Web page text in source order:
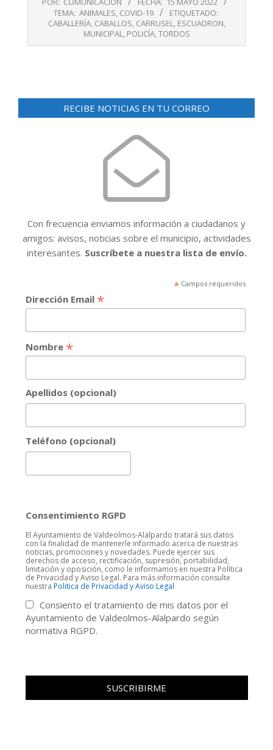
TEMA: ANIMALES, COVID-19
ETIQUETADO:
CABALLERÍA, CABALLOS, CARRUSEL, ESCUADRON,
MUNICIPAL, POLICÍA,TORDOS
RECIBE NOTICIAS EN TU CORREO
Con frecuencia enviamos información a ciudadanos y
amigos: avisos, noticias sobre el municipio, actividades
interesantes. Suscríbete a nuestra lista de envío.
*Campos requeridos
Dirección Email *
Nombre *
Apellidos (opcional)
Teléfono (opcional)
Consentimiento RGPD
El Ayuntamiento de Valdeolmos-Alalpardo tratará sus datos
con la finalidad de mantenerle informado acerca de nuestras
noticias, promociones y novedades. Puede ejercer sus
derechos de acceso, rectificación, supresión, portabilidad,
limitación y oposición, como le informamos en nuestra Política
de Privacidad y Aviso Legal. Para más información consulte
nuestra Politica de Privacidad y Aviso Legal
Consiento el tratamiento de mis datos por el
Ayuntamiento de Valdeolmos-Alalpardo según
normativa RGPD.